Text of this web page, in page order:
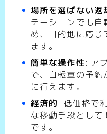
場所を選ばない返
テーションでも自
め、目的地に応
ます。
簡単な操作性: ア
で、自転車の予
に行えます。
経済的: 低価格で
な移動手段として
です。